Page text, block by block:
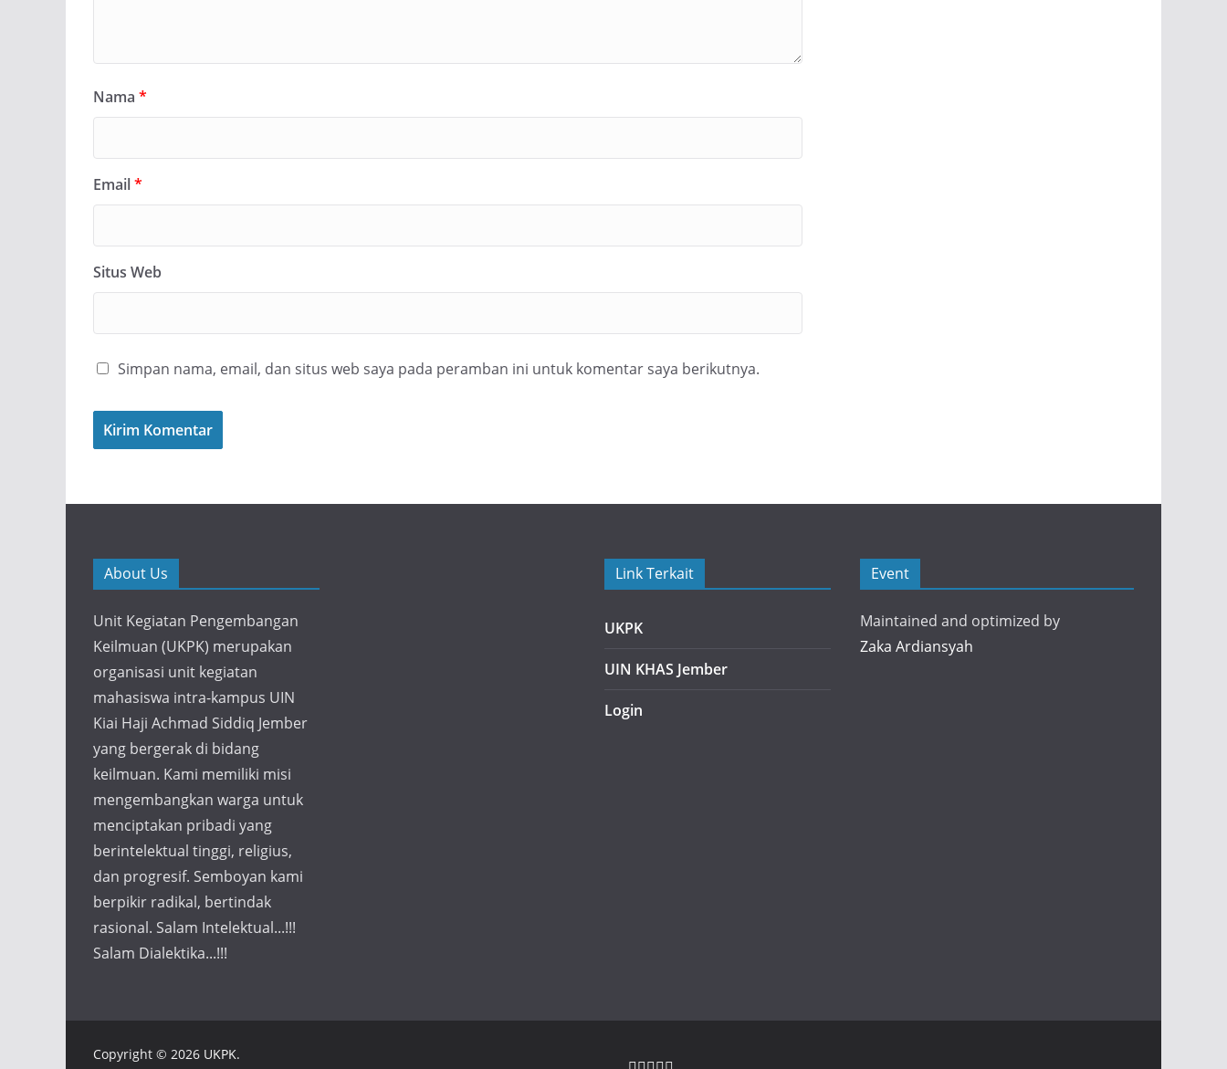
Nama *
Email*
Situs Web
Simpan nama, email, dan situs web saya pada peramban ini untuk komentar saya berikutnya.
About Us
Unit Kegiatan Pengembangan
Keilmuan (UKPK) merupakan
organisasi unit kegiatan
mahasiswa intra-kampus UIN
Kiai Haji Achmad Siddiq Jember
yang bergerak di bidang
keilmuan. Kami memiliki misi
mengembangkan warga untuk
menciptakan pribadi yang
berintelektual tinggi, religius,
dan progresif. Semboyan kami
berpikir radikal, bertindak
rasional. Salam Intelektual...!!!
Salam Dialektika...!!!
Link Terkait
UKPK
UIN KHAS Jember
Login
Event
Maintained and optimized by
Zaka Ardiansyah
Copyright © 2026 UKPK.